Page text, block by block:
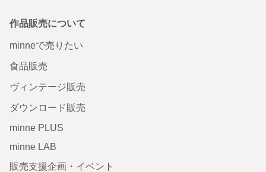
作品販売について
minneで売りたい
食品販売
ヴィンテージ販売
ダウンロード販売
minne PLUS
minne LAB
販売支援企画・イベント